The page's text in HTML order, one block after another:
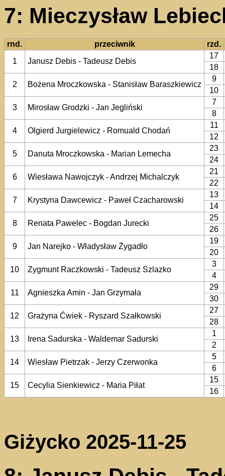
7: Mieczysław
rnd. przeciwnik
rzd.
1
Janusz Debis - Tadeusz Debis
17
18
2
Bożena Mroczkowska - Stanisław Baraszkiewicz
9
10
3
Mirosław Grodzki - Jan Jegliński
7
8
4
Olgierd Jurgielewicz - Romuald Chodań
11
12
5
Danuta Mroczkowska - Marian Lemecha
23
24
6
Wiesława Nawojczyk - Andrzej Michalczyk
21
22
7
Krystyna Dawcewicz - Paweł Czacharowski
13
14
8
Renata Pawelec - Bogdan Jurecki
25
26
9
Jan Narejko - Władysław Żygadło
19
20
10
Zygmunt Raczkowski - Tadeusz Szlazko
3
4
11
Agnieszka Amin - Jan Grzymała
29
30
12
Grażyna Ćwiek - Ryszard Szałkowski
27
28
13
Irena Sadurska - Waldemar Sadurski
1
2
14
Wiesław Pietrzak - Jerzy Czerwonka
5
6
15
Cecylia Sienkiewicz - Maria Piłat
15
16
Giżycko 2025-11-25